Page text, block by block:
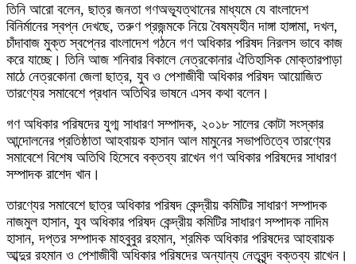
তিনি আরো বলেন, ছাত্র জনতা গণঅভ্যূত্থানের মাধ্যমে যে বাংলাদেশ
বিনির্মানের স্বপ্ন দেখছে, তরুণ প্রজন্মকে নিয়ে বৈষম্যহীন দাঙ্গা হাঙ্গামা, দখল,
চাঁদাবাজ মুক্ত স্বপ্নের বাংলাদেশ গঠনে গণ অধিকার পরিষদ নিরলস ভাবে কাজ
করে যাচ্ছে। তিনি আজ শনিবার বিকালে নেত্রকোনার ঐতিহাসিক মোক্তারপাড়া
মাঠে নেত্রকোনা জেলা ছাত্র, যুব ও পেশাজীবী অধিকার পরিষদ আয়োজিত
তারণ্যের সমাবেশে প্রধান অতিথির ভাষনে এসব কথা বলেন।
গণ অধিকার পরিষদের যুগ্ম সাধারণ সম্পাদক, ২০১৮ সালের কোটা সংস্কার
আন্দোলনের প্রতিষ্ঠাতা আহবায়ক হাসান আল মামুনের সভাপতিত্বে তারণ্যের
সমাবেশে বিশেষ অতিথি হিসেবে বক্তব্য রাখেন গণ অধিকার পরিষদের সাধারণ
সম্পাদক রাশেদ খান।
তারণ্যের সমাবেশে ছাত্র অধিকার পরিষদ কেন্দ্রীয় কমিটির সাধারণ সম্পাদক
নাজমুল হাসান, যুব অধিকার পরিষদ কেন্দ্রীয় কমিটির সাধারণ সম্পাদক নাদিম
হাসান, দপ্তর সম্পাদক মাহবুবুর রহমান, শ্রমিক অধিকার পরিষদের আহবায়ক
আব্দুর রহমান ও পেশাজীবী অধিকার পরিষদের অন্যান্য নেতৃবৃন্দ বক্তব্য রাখেন।